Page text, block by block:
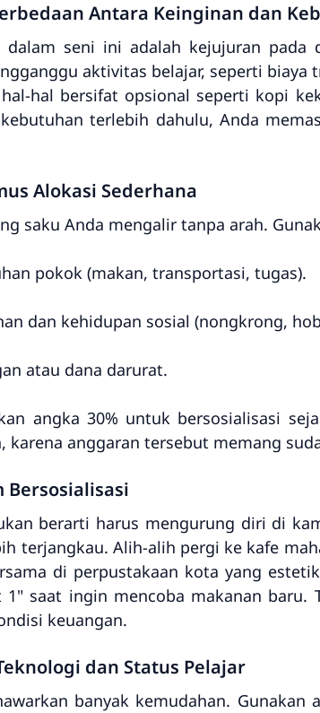
Antara Keinginan dan
dalam seni ini adalah kejujuran
aktivitas belajar, seperti
hal bersifat opsional seperti kopi
terlebih dahulu, Anda
Alokasi Sederhana
saku Anda mengalir tanpa arah.
pokok (makan, transportasi, tugas).
dan kehidupan sosial (nongkrong,
atau dana darurat.
angka 30% untuk bersosialisasi
karena anggaran tersebut memang
Bersosialisasi
berarti harus mengurung diri di
terjangkau. Alih-alih pergi ke kafe
di perpustakaan kota yang
saat ingin mencoba makanan baru.
keuangan.
dan Status Pelajar
banyak kemudahan.